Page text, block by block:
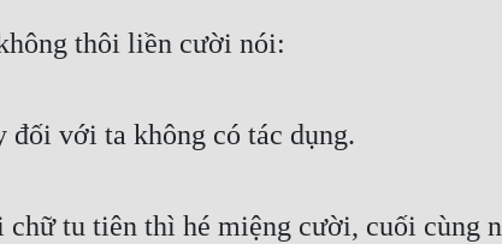
thôi liền cười nói:
đối với ta không có tác dụng.
tu tiên thì hé miệng cười, cuối cùng